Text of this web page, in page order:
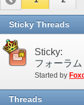
Sticky Threads
Sticky:
フォーラ
Started by
Threads